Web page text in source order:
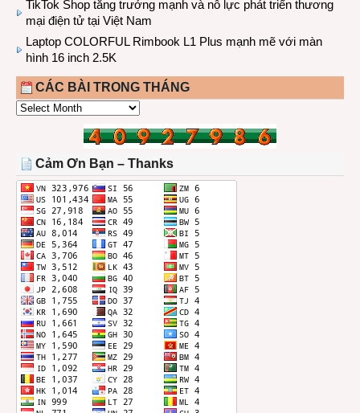
TikTok Shop tăng trưởng mạnh và nỗ lực phát triển thương
mại điện tử tại Việt Nam
Laptop COLORFUL Rimbook L1 Plus mạnh mẽ với màn
hình 16 inch 2.5K
CÁC BÀI TRONG THÁNG
CÁC
THÁNG
Cảm Ơn Bạn – Thanks